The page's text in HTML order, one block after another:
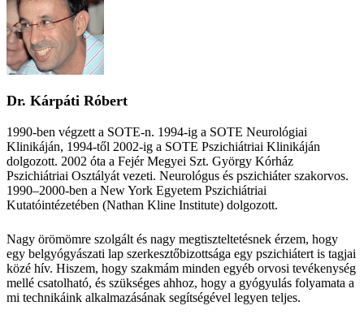
Dr. Kárpáti Róbert
1990-ben végzett a SOTE-n. 1994-ig a SOTE Neurológiai
Klinikáján, 1994-től 2002-ig a SOTE Pszichiátriai Klinikáján
dolgozott. 2002 óta a Fejér Megyei Szt. György Kórház
Pszichiátriai Osztályát vezeti. Neurológus és pszichiáter szakorvos.
1990–2000-ben a New York Egyetem Pszichiátriai
Kutatóintézetében (Nathan Kline Institute) dolgozott.
Nagy örömömre szolgált és nagy megtiszteltetésnek érzem, hogy
egy belgyógyászati lap szerkesztőbizottsága egy pszichiátert is tagjai
közé hív. Hiszem, hogy szakmám minden egyéb orvosi tevékenység
mellé csatolható, és szükséges ahhoz, hogy a gyógyulás folyamata a
mi technikáink alkalmazásának segítségével legyen teljes.